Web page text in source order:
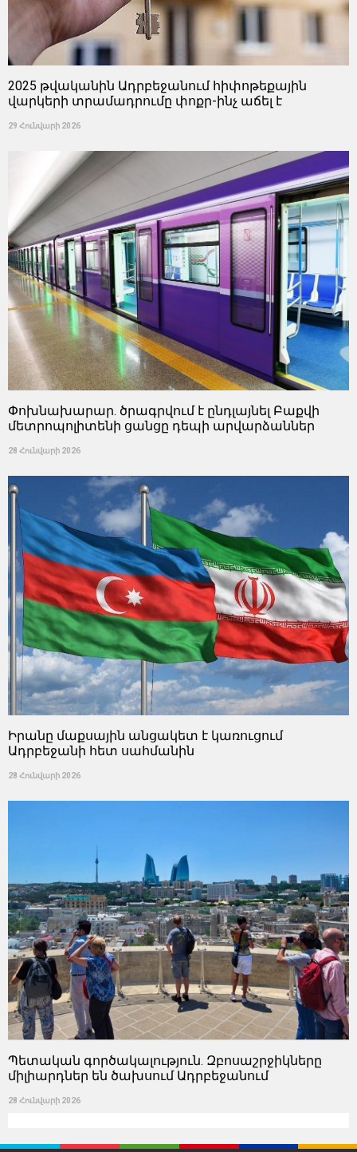
2025 թվականին Ադրբեջանում հիփոթեքային
վարկերի տրամադրումը փոքր-ինչ աճել է
29 Հունվարի 2026
Փոխնախարար. ծրագրվում է ընդլայնել Բաքվի
մետրոպոլիտենի ցանցը դեպի արվարձաններ
28 Հունվարի 2026
Իրանը մաքսային անցակետ է կառուցում
Ադրբեջանի հետ սահմանին
28 Հունվարի 2026
Պետական ​​գործակալություն. Զբոսաշրջիկները
միլիարդներ են ծախսում Ադրբեջանում
28 Հունվարի 2026